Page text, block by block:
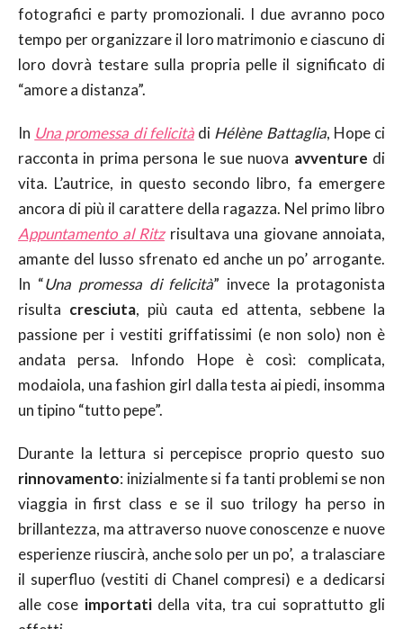
fotografici e party promozionali. I due avranno poco
tempo per organizzare il loro matrimonio e ciascuno di
loro dovrà testare sulla propria pelle il significato di
“amore a distanza”.
In Una promessa di felicità di Hélène Battaglia, Hope ci
racconta in prima persona le sue nuova avventure di
vita. L’autrice, in questo secondo libro, fa emergere
ancora di più il carattere della ragazza. Nel primo libro
Appuntamento al Ritzrisultava una giovane annoiata,
amante del lusso sfrenato ed anche un po’ arrogante.
In “Una promessa di felicità” invece la protagonista
risulta cresciuta, più cauta ed attenta, sebbene la
passione per i vestiti griffatissimi (e non solo) non è
andata persa. Infondo Hope è così: complicata,
modaiola, una fashion girl dalla testa ai piedi, insomma
un tipino “tutto pepe”.
Durante la lettura si percepisce proprio questo suo
rinnovamento: inizialmente si fa tanti problemi se non
viaggia in first class e se il suo trilogy ha perso in
brillantezza, ma attraverso nuove conoscenze e nuove
esperienze riuscirà, anche solo per un po’, a tralasciare
il superfluo (vestiti di Chanel compresi) e a dedicarsi
alle cose importatidella vita, tra cui soprattutto gli